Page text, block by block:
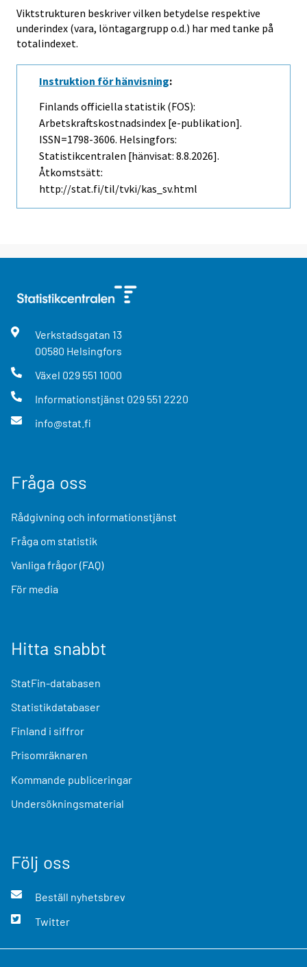
Viktstrukturen beskriver vilken betydelse respektive
underindex (vara, löntagargrupp o.d.) har med tanke på
totalindexet.
Instruktion för hänvisning:
Finlands officiella statistik (FOS):
Arbetskraftskostnadsindex [e-publikation].
ISSN=1798-3606. Helsingfors:
Statistikcentralen [hänvisat: 8.8.2026].
Åtkomstsätt:
http://stat.fi/til/tvki/kas_sv.html
Verkstadsgatan 13
00580 Helsingfors
Växel 029 551 1000
Informationstjänst 029 551 2220
info@stat.fi
Fråga oss
Rådgivning och informationstjänst
Fråga om statistik
Vanliga frågor (FAQ)
För media
Hitta snabbt
StatFin-databasen
Statistikdatabaser
Finland i siffror
Prisomräknaren
Kommande publiceringar
Undersökningsmaterial
Följ oss
Beställ nyhetsbrev
Twitter